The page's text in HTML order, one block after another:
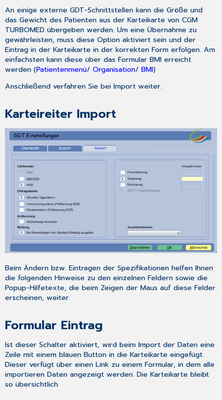
An einige externe GDT-Schnittstellen kann die Größe und
das Gewicht des Patienten aus der Karteikarte von CGM
TURBOMED übergeben werden. Um eine Übernahme zu
gewährleisten, muss diese Option aktiviert sein und der
Eintrag in der Karteikarte in der korrekten Form erfolgen. Am
einfachsten kann diese über das Formular BMI erreicht
werden (Patientenmenü/Organisation/BMI)
Anschließend verfahren Sie beiImport weiter.
Karteireiter Import
Beim Ändern bzw. Eintragen der Spezifikationen helfen Ihnen
die folgenden Hinweise zu den einzelnen Feldern sowie die
Popup-Hilfetexte, die beim Zeigen der Maus auf diese Felder
erscheinen, weiter.
Formular Eintrag
Ist dieser Schalter aktiviert, wird beim Import der Daten eine
Zeile mit einem blauen Button in die Karteikarte eingefügt.
Dieser verfügt über einen Link zu einem Formular, in dem alle
importieren Daten angezeigt werden. Die Karteikarte bleibt
so übersichtlich.